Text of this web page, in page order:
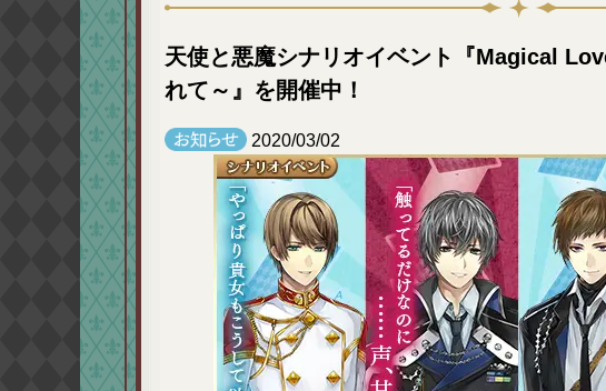
天使と悪魔シナリオイベント『Magical
れて～』を開催中！
2020/03/02